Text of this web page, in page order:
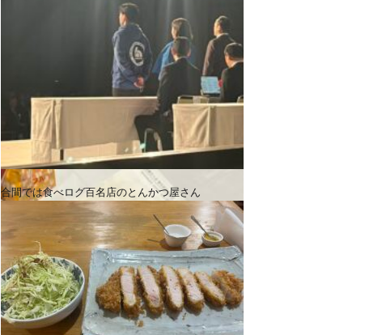
合間では食べログ百名店のとんかつ屋さん